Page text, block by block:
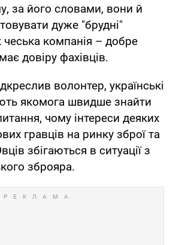
за його словами, вони й
дуже "брудні"
чеська компанія – добре
довіру фахівців.
волонтер, українські
якомога швидше знайти
чому інтереси деяких
гравців на ринку зброї та
збігаються в ситуації з
зброяра.